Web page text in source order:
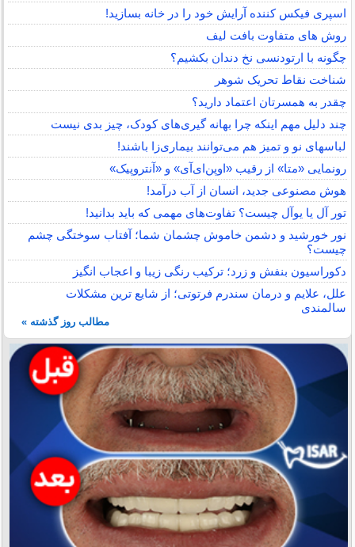
اسپری فیکس کننده آرایش خود را در خانه بسازید!
روش های متفاوت بافت لیف
چگونه با ارتودنسی نخ دندان بکشیم؟
شناخت نقاط تحریک شوهر
چقدر به همسرتان اعتماد دارید؟
چند دلیل مهم اینکه چرا بهانه گیری‌های کودک، چیز بدی نیست
لباس‎های نو و تمیز هم می‌توانند بیماری‌زا باشند!
رونمایی «متا» از رقیب «اوپن‌ای‌آی» و «آنتروپیک»
هوش مصنوعی جدید، انسان از آب درآمد!
تور آل یا یوآل چیست؟ تفاوت‌های مهمی که باید بدانید!
نور خورشید و دشمن خاموش چشمان شما؛ آفتاب سوختگی چشم
چیست؟
دکوراسیون بنفش و زرد؛ ترکیب رنگی زیبا و اعجاب انگیز
علل، علایم و درمان سندرم فرتوتی؛ از شایع ترین مشکلات
سالمندی
مطالب روز گذشته »